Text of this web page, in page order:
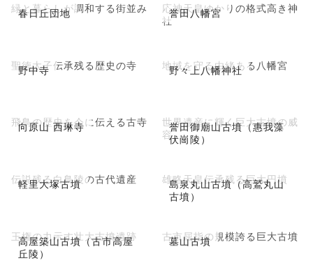
春日丘団地
緑と暮らしが調和する街並み 誉田八幡宮
応神天皇ゆかりの格式高き神
社
野中寺
聖徳太子伝承残る歴史の寺 野々上八幡神社
地域を守る由緒ある八幡宮
向原山 西琳寺
飛鳥の歴史を今に伝える古寺
誉田御廟山古墳（惠我藻
伏崗陵）
世界遺産に輝く巨大古墳の威
容
軽里大塚古墳
伝説残る白鳥陵の古代遺産
島泉丸山古墳（高鷲丸山
古墳）
雄略天皇伝承残る巨大円墳
高屋築山古墳（古市高屋
丘陵）
王権の力示す壮大古墳遺跡 墓山古墳
古市屈指の規模誇る巨大古墳